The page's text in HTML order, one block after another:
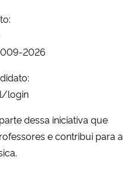
2026
login
dessa iniciativa que
e contribui para a